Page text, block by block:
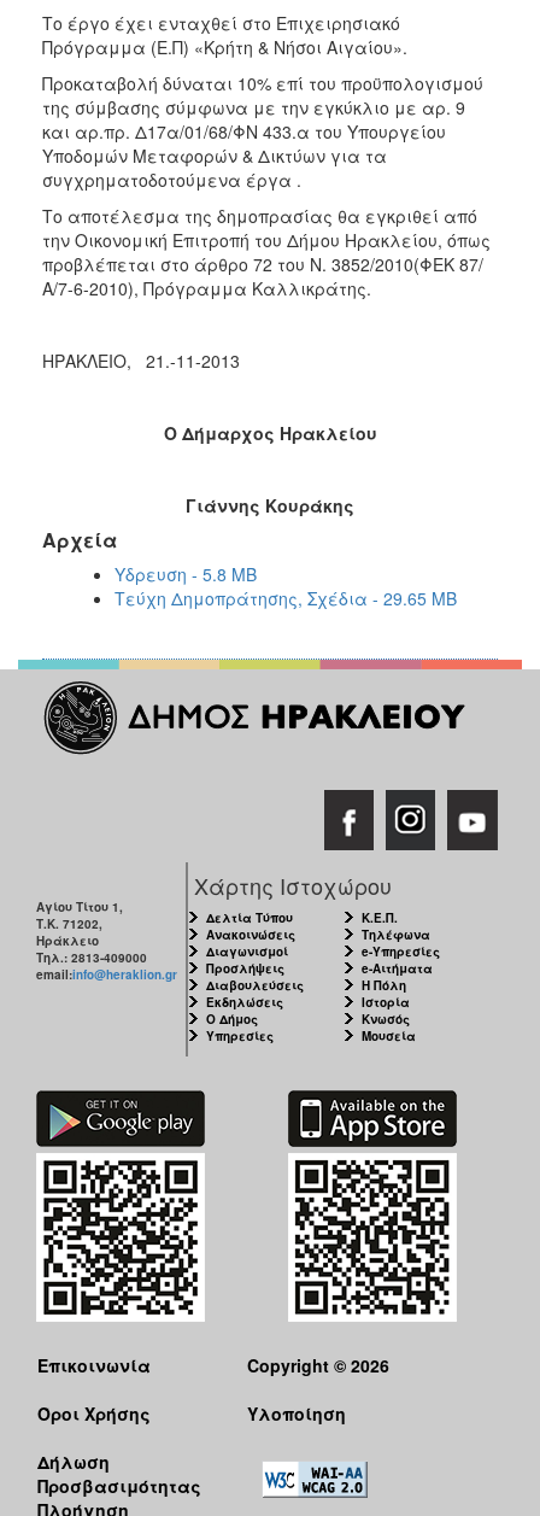
Το έργο έχει ενταχθεί στο Επιχειρησιακό
Πρόγραμμα (Ε.Π) «Κρήτη & Νήσοι Αιγαίου».
Προκαταβολή δύναται 10% επί του προϋπολογισμού
της σύμβασης σύμφωνα με την εγκύκλιο με αρ. 9
και αρ.πρ. Δ17α/01/68/ΦΝ 433.α του Υπουργείου
Υποδομών Μεταφορών & Δικτύων για τα
συγχρηματοδοτούμενα έργα .
Το αποτέλεσμα της δημοπρασίας θα εγκριθεί από
την Οικονομική Επιτροπή του Δήμου Ηρακλείου, όπως
προβλέπεται στο άρθρο 72 του Ν. 3852/2010(ΦΕΚ 87/
Α/7-6-2010), Πρόγραμμα Καλλικράτης.
ΗΡΑΚΛΕΙΟ, 21.-11-2013
Ο Δήμαρχος Ηρακλείου
Γιάννης Κουράκης
Αρχεία
Υδρευση - 5.8 MB
Τεύχη Δημοπράτησης, Σχέδια - 29.65 MB
Αγίου Τίτου 1,
Τ.Κ. 71202,
Ηράκλειο
Τηλ.: 2813-409000
email:info@heraklion.gr
Χάρτης Ιστοχώρου
Δελτία Τύπου
Ανακοινώσεις
Διαγωνισμοί
Προσλήψεις
Διαβουλεύσεις
Εκδηλώσεις
Ο Δήμος
Υπηρεσίες
Κ.Ε.Π.
Τηλέφωνα
e-Υπηρεσίες
e-Αιτήματα
Η Πόλη
Ιστορία
Κνωσός
Μουσεία
Επικοινωνία
Όροι Χρήσης
Δήλωση
Προσβασιμότητας
Πλοήγηση
Copyright © 2026
Υλοποίηση